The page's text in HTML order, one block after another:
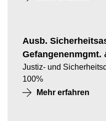
Ausb.
Gefangenenmgmt.
Justiz- und
100%
Mehr erfahren